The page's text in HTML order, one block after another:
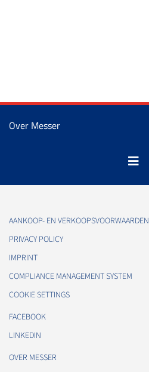
Over Messer
AANKOOP- EN VERKOOPSVOORWAARDEN
PRIVACY POLICY
IMPRINT
COMPLIANCE MANAGEMENT SYSTEM
COOKIE SETTINGS
FACEBOOK
LINKEDIN
OVER MESSER